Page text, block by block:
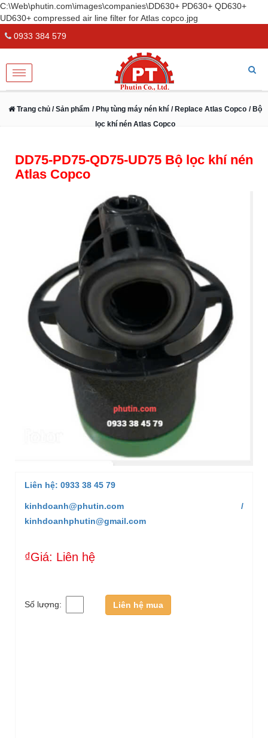
C:\Web\phutin.com\images\companies\DD630+ PD630+ QD630+
UD630+ compressed air line filter for Atlas copco.jpg
0933 384 579
Toggle
navigation
Trang chủ/ Sản phẩm / Phụ tùng máy nén khí / Replace Atlas Copco / Bộ
lọc khí nén Atlas Copco
DD75-PD75-QD75-UD75 Bộ lọc khí nén
Atlas Copco
Liên hệ: 0933 38 45 79
kinhdoanh@phutin.com /
kinhdoanhphutin@gmail.com
₫Giá: Liên hệ
Số lượng: Liên hệ mua